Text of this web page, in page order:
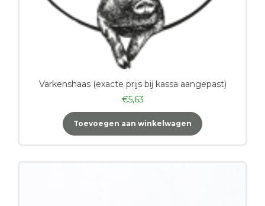
Varkenshaas (exacte prijs bij kassa aangepast)
€5,63
Toevoegen aan winkelwagen